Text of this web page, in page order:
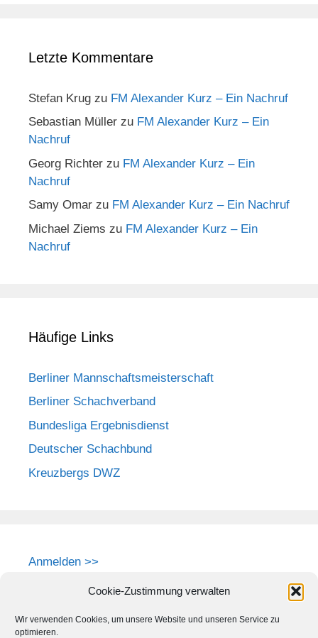
Cookie-Zustimmung verwalten
Wir verwenden Cookies, um unsere Website und unseren Service zu
optimieren.
Letzte Kommentare
Stefan Krug zu FM Alexander Kurz – Ein Nachruf
Sebastian Müller zu FM Alexander Kurz – Ein
Nachruf
Georg Richter zu FM Alexander Kurz – Ein
Nachruf
Samy Omar zu FM Alexander Kurz – Ein Nachruf
Michael Ziems zu FM Alexander Kurz – Ein
Nachruf
Häufige Links
Berliner Mannschaftsmeisterschaft
Berliner Schachverband
Bundesliga Ergebnisdienst
Deutscher Schachbund
Kreuzbergs DWZ
Anmelden >>